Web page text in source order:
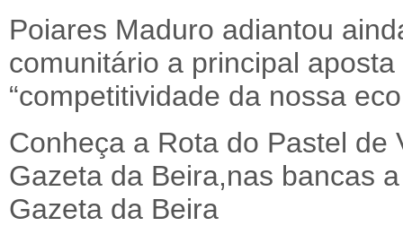
Poiares Maduro adiantou
comunitário a principal
“competitividade da nossa
Conheça a Rota do Pastel de
Gazeta da Beira,nas bancas
Gazeta da Beira